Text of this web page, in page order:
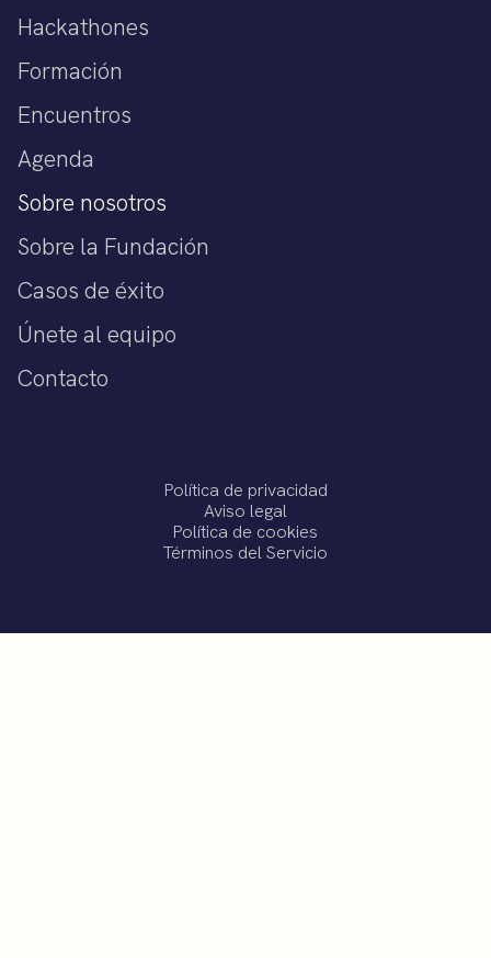
Hackathones
Formación
Encuentros
Agenda
Sobre nosotros
Sobre la Fundación
Casos de éxito
Únete al equipo
Contacto
Política de privacidad
Aviso legal
Política de cookies
Términos del Servicio